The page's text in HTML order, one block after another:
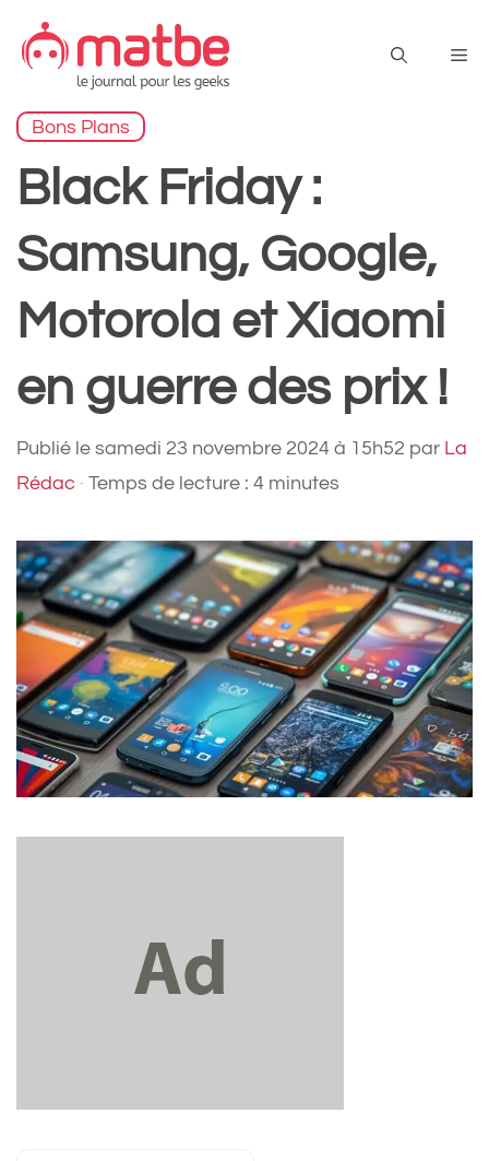
contenu
Bons Plans
Black Friday :
Samsung, Google,
Motorola et Xiaomi
en guerre des prix !
Publié le samedi 23 novembre 2024 à 15h52 par La
Rédac · Temps de lecture : 4 minutes